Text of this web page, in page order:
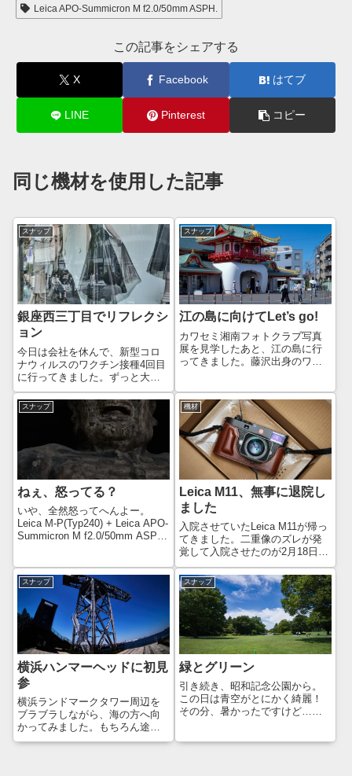
Leica APO-Summicron M f2.0/50mm ASPH.
この記事をシェアする
X Facebook はてブ
LINE Pinterest コピー
同じ機材を使用した記事
スナップ
銀座西三丁目でリフレクシ
ョン
今日は会社を休んで、新型コロ
ナウィルスのワクチン接種4回目
に行ってきました。ずっと大手
町の大規模接種会場だったので
すが、今回は初めて地元での接
種です。1-3回目はモデルナで、
4回目もなんとなくモデルナが良
いと思っていたので、BA.4-5対
応...
スナップ
江の島に向けてLet’s go!
カワセミ湘南フォトクラブ写真
展を見学したあと、江の島に行
ってきました。藤沢出身のワタ
島のある市です」と説明するく
らい、藤沢といえば江の島で
す。昨年も写真展→江の島パタ
ーンでしたが、今年も...
スナップ
ねぇ、怒ってる？
いや、全然怒ってへんよー。
Leica M-P(Typ240) + Leica APO-
Summicron M f2.0/50mm ASPH.
から怒っているのか、それとも
他の理由で怒って...
機材
Leica M11、無事に退院し
ました
入院させていたLeica M11が帰っ
てきました。二重像のズレが発
覚して入院させたのが2月18日で
したので、1ヶ月弱で戻ってきま
した。おかえり！！当初、修理
完了まで2ヶ月と言われていまし
たが、本格的に始まる桜シーズ
ンの前に戻ってきて良かった...
スナップ
横浜ハンマーヘッドに初見
参
横浜ランドマークタワー周辺を
ブラブラしながら、海の方へ向
かってみました。もちろん途中
スナップしながらですが、被写
スナップ
緑とグリーン
引き続き、昭和記念公園から。
この日は青空がとにかく綺麗！
その分、暑かったですけど…こ